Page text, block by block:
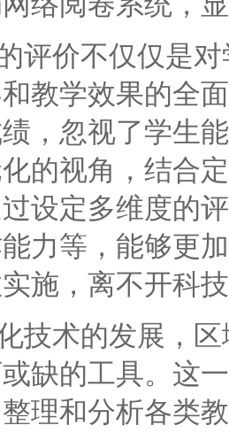
价不仅仅是对
教学效果的全
，忽视了学生
的视角，结合
设定多维度的
力等，能够更
施，离不开科
术的发展，区
缺的工具。这
理和分析各类